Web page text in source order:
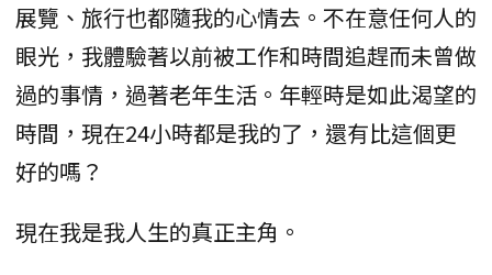
展覽、旅行也都隨我的心情去。不在意任何人的
眼光，我體驗著以前被工作和時間追趕而未曾做
過的事情，過著老年生活。年輕時是如此渴望的
時間，現在24小時都是我的了，還有比這個更
好的嗎？
現在我是我人生的真正主角。